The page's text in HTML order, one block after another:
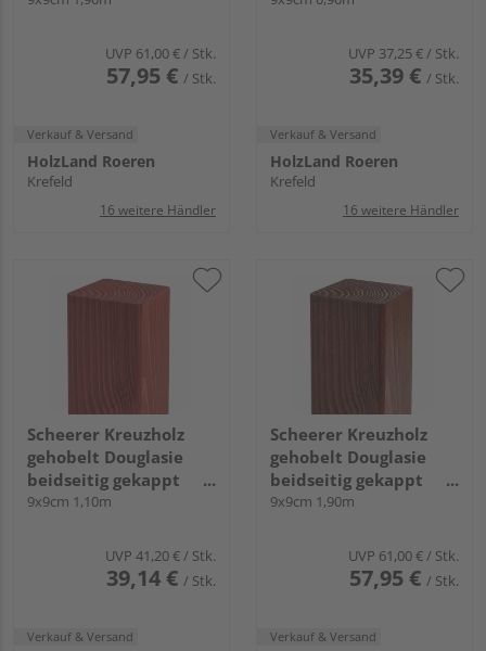
UVP 61,00 €/ Stk.
57,95 € / Stk.
Verkauf & Versand
HolzLand Roeren
Krefeld
16 weitere Händler
UVP 37,25 €/ Stk.
35,39 € / Stk.
Verkauf & Versand
HolzLand Roeren
Krefeld
16 weitere Händler
Scheerer Kreuzholz
gehobelt Douglasie
beidseitig gekappt
transparent lasiert -
9x9cm 1,10m
UVP 41,20 €/ Stk.
39,14 € / Stk.
Verkauf & Versand
Scheerer Kreuzholz
gehobelt Douglasie
beidseitig gekappt
transparent lasiert -
9x9cm 1,90m
UVP 61,00 €/ Stk.
57,95 € / Stk.
Verkauf & Versand